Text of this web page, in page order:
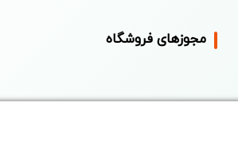
مجوزهای فروشگاه